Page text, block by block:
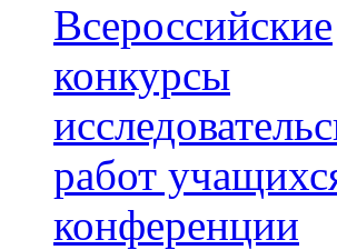
Всероссийские
конкурсы
работ
конференции